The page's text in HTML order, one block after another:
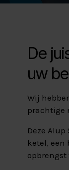
De
uw
Wij
prachtige
Deze
ketel, een